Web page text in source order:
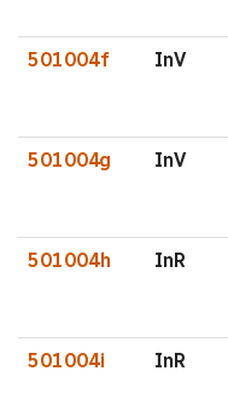
501004f InV
501004g InV
501004h InR
501004i InR